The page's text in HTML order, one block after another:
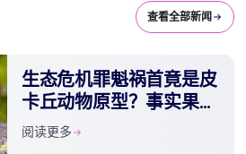
查看全部新闻
生态危机罪魁祸首竟是皮
卡丘动物原型？事实果真
如此吗？
阅读更多